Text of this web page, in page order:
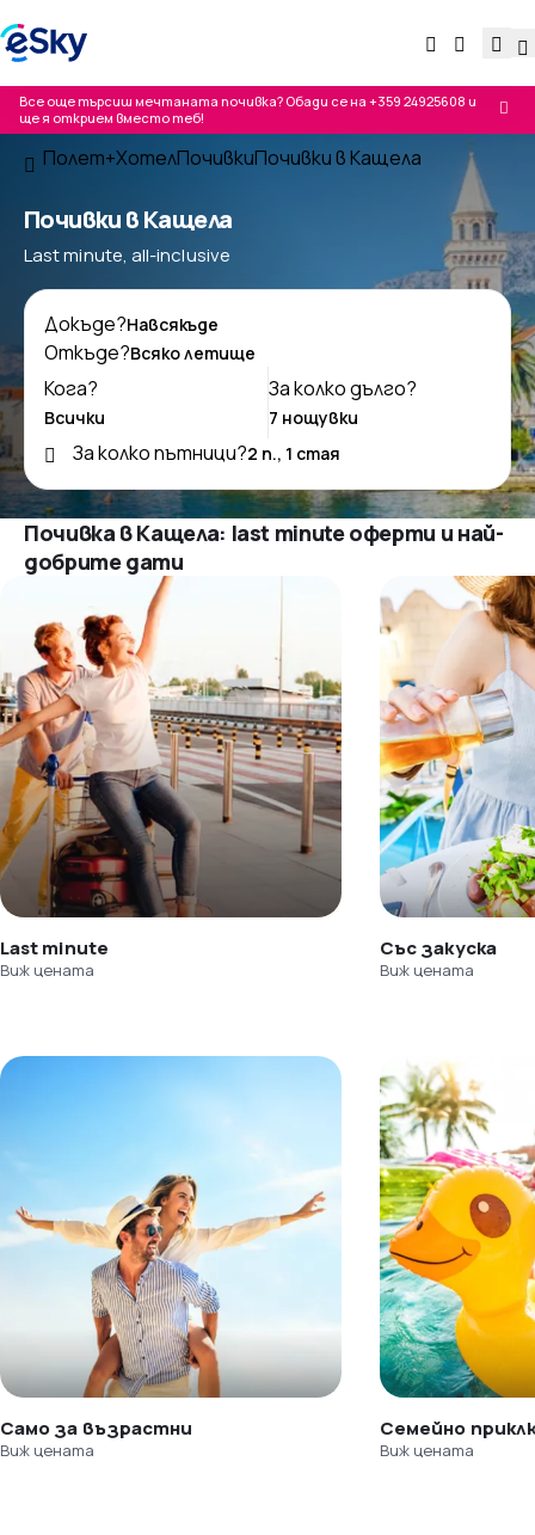
Все още търсиш мечтаната почивка? Обади се на +359 24925608 и
ще я открием вместо теб!
Полет+ХотелПочивкиПочивки в Кащела
Почивки в Кащела
Last minute, all-inclusive
Докъде?
Откъде?
Кога?
За колко дълго?
За колко пътници?
Почивка в Кащела: last minute оферти и най-
добрите дати
Last minute
Виж цената
Със закуска
Виж цената
Само за възрастни
Виж цената
Семейно
Виж цената